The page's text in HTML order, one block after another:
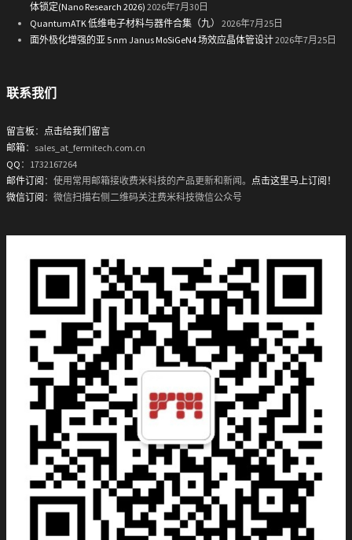
体锁定(Nano Research 2026) 2026年7月30日
QuantumATK 低维电子材料与器件合集（九）
2026年7月25日
面外极化增强的亚 5 nm Janus MoSiGeN4 场效应晶体管设计2026年7月25日
联系我们
留言板 ： 点击给我们留言
邮箱：sales_at_fermitech.com.cn
QQ ：1732167264
邮件订阅 ：使用常用邮箱接收费米科技的产品更新和新闻。 点击这里马上订阅！
微信订阅 ：微信扫描右侧二维码关注费米科技微信公众号